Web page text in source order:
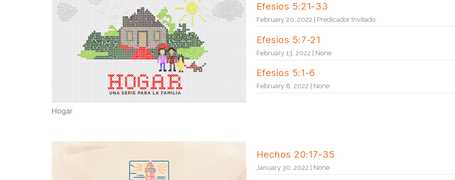
Hogar
Efesios 5:21-33
February 20, 2022 | Predicador Invitado
Efesios 5:7-21
February 13, 2022 | None
Efesios 5:1-6
February 6, 2022 | None
Hechos 20:17-35
January 30, 2022 | None